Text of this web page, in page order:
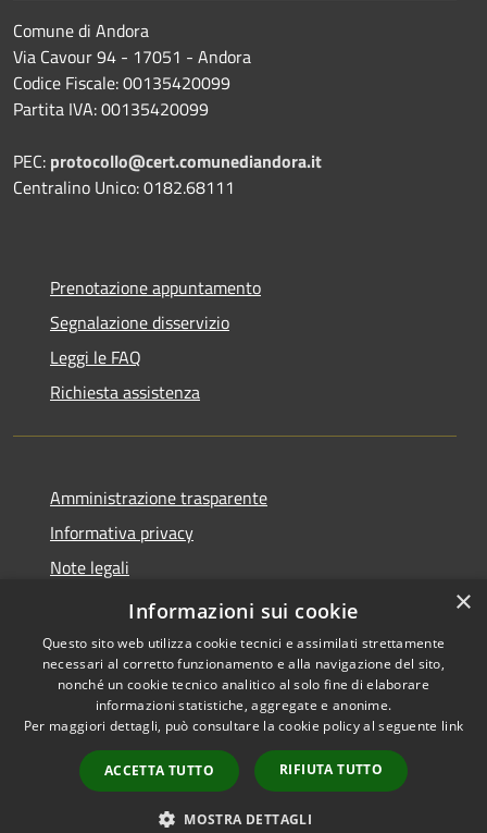
Comune di Andora
Via Cavour 94 - 17051 - Andora
Codice Fiscale: 00135420099
Partita IVA: 00135420099
PEC: protocollo@cert.comunediandora.it
Centralino Unico: 0182.68111
Prenotazione appuntamento
Segnalazione disservizio
Leggi le FAQ
Richiesta assistenza
Amministrazione trasparente
Informativa privacy
Note legali
Dichiarazione di accessibilità
Accessibilità
Copyright © 2026 • Comune di
Andora • Powered by
Municipium•
Accesso
redazione
×
Informazioni sui cookie
Questo sito web utilizza cookie tecnici e assimilati strettamente
necessari al corretto funzionamento e alla navigazione del sito,
nonché un cookie tecnico analitico al solo fine di elaborare
informazioni statistiche, aggregate e anonime.
Per maggiori dettagli, può consultare la cookie policy al seguente link
ACCETTA TUTTO RIFIUTA TUTTO
MOSTRA DETTAGLI